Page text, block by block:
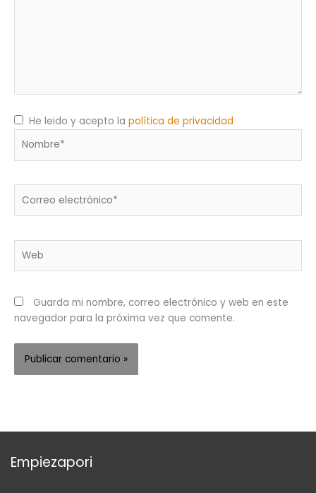
He leido y acepto la política de privacidad
electrónico*
Guarda mi nombre, correo electrónico y web en este
navegador para la próxima vez que comente.
Empiezapori